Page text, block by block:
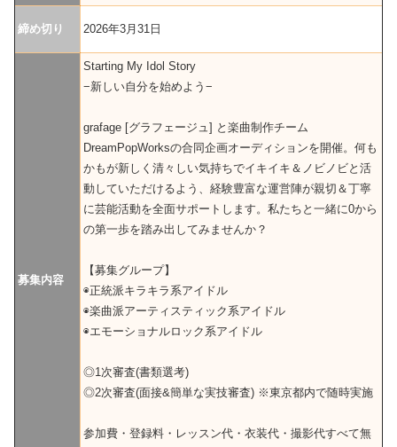
締め切り 2026年3月31日
募集内容
Starting My Idol Story
−新しい自分を始めよう−
grafage [グラフェージュ] と楽曲制作チーム
DreamPopWorksの合同企画オーディションを開催。何も
かもが新しく清々しい気持ちでイキイキ＆ノビノビと活
動していただけるよう、経験豊富な運営陣が親切＆丁寧
に芸能活動を全面サポートします。私たちと一緒に0から
の第一歩を踏み出してみませんか？
【募集グループ】
◉正統派キラキラ系アイドル
◉楽曲派アーティスティック系アイドル
◉エモーショナルロック系アイドル
◎1次審査(書類選考)
◎2次審査(面接&簡単な実技審査) ※東京都内で随時実施
参加費・登録料・レッスン代・衣装代・撮影代すべて無